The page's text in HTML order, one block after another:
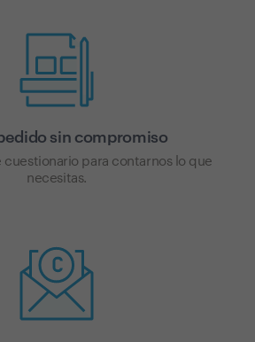
sin compromiso
cuestionario para contarnos lo que
necesitas.